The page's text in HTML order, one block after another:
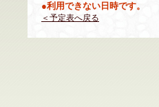
●利用できない日時です。
＜予定表へ戻る